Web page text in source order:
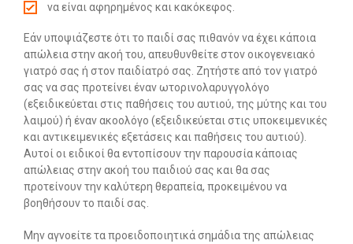
να είναι αφηρημένος και κακόκεφος.
Εάν υποψιάζεστε ότι το παιδί σας πιθανόν να έχει κάποια
απώλεια στην ακοή του, απευθυνθείτε στον οικογενειακό
γιατρό σας ή στον παιδίατρό σας. Ζητήστε από τον γιατρό
σας να σας προτείνει έναν ωτορινολαρυγγολόγο
(εξειδικεύεται στις παθήσεις του αυτιού, της μύτης και του
λαιμού) ή έναν ακοολόγο (εξειδικεύεται στις υποκειμενικές
και αντικειμενικές εξετάσεις και παθήσεις του αυτιού).
Αυτοί οι ειδικοί θα εντοπίσουν την παρουσία κάποιας
απώλειας στην ακοή του παιδιού σας και θα σας
προτείνουν την καλύτερη θεραπεία, προκειμένου να
βοηθήσουν το παιδί σας.
Μην αγνοείτε τα προειδοποιητικά σημάδια της απώλειας